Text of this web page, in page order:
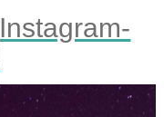
Instagram-